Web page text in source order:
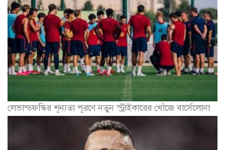
লেভান্ডফস্কির শূন্যতা পূরণে নতুন স্ট্রাইকারের খোঁজে বার্সেলোনা